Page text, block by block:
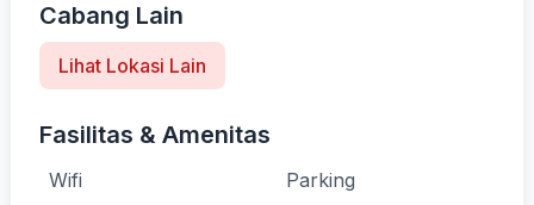
Cabang Lain
Lihat Lokasi Lain
Fasilitas & Amenitas
Wifi
Parking